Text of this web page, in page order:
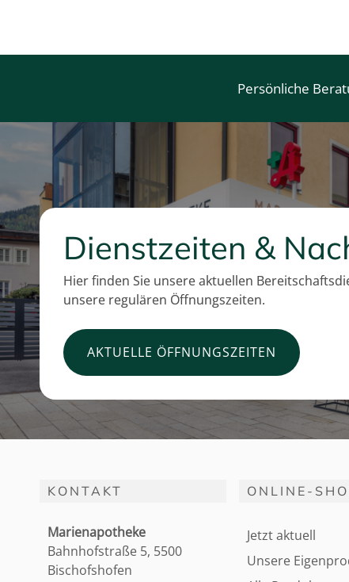
Persönliche
Dienstzeiten &
Hier finden Sie unsere aktuellen
unsere regulären Öffnungszeiten.
AKTUELLE ÖFFNUNGSZEITEN
KONTAKT
Marienapotheke
Bahnhofstraße 5, 5500
Bischofshofen
ONLINE-
Jetzt aktuell
Unsere